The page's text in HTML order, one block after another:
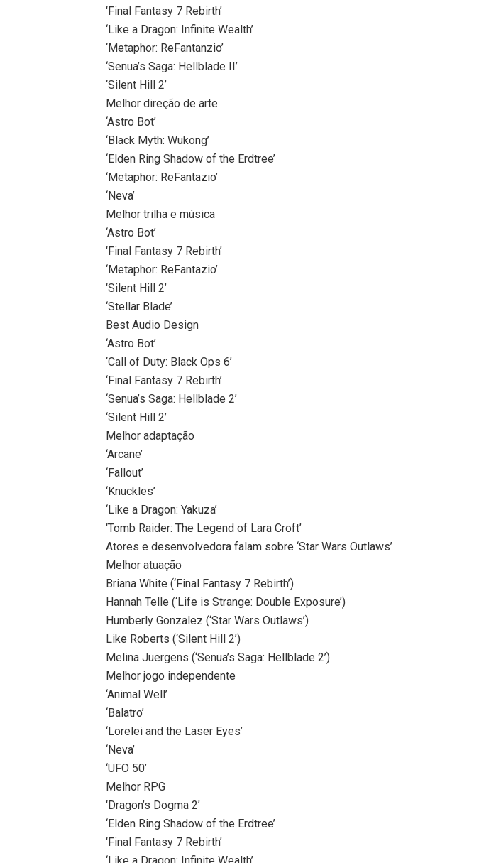
‘Final Fantasy 7 Rebirth’
‘Like a Dragon: Infinite Wealth’
‘Metaphor: ReFantanzio’
‘Senua’s Saga: Hellblade II’
‘Silent Hill 2’
Melhor direção de arte
‘Astro Bot’
‘Black Myth: Wukong’
‘Elden Ring Shadow of the Erdtree’
‘Metaphor: ReFantazio’
‘Neva’
Melhor trilha e música
‘Astro Bot’
‘Final Fantasy 7 Rebirth’
‘Metaphor: ReFantazio’
‘Silent Hill 2’
‘Stellar Blade’
Best Audio Design
‘Astro Bot’
‘Call of Duty: Black Ops 6’
‘Final Fantasy 7 Rebirth’
‘Senua’s Saga: Hellblade 2’
‘Silent Hill 2’
Melhor adaptação
‘Arcane’
‘Fallout’
‘Knuckles’
‘Like a Dragon: Yakuza’
‘Tomb Raider: The Legend of Lara Croft’
Atores e desenvolvedora falam sobre ‘Star Wars Outlaws’
Melhor atuação
Briana White (‘Final Fantasy 7 Rebirth’)
Hannah Telle (‘Life is Strange: Double Exposure’)
Humberly Gonzalez (‘Star Wars Outlaws’)
Like Roberts (‘Silent Hill 2’)
Melina Juergens (‘Senua’s Saga: Hellblade 2’)
Melhor jogo independente
‘Animal Well’
‘Balatro’
‘Lorelei and the Laser Eyes’
‘Neva’
‘UFO 50’
Melhor RPG
‘Dragon’s Dogma 2’
‘Elden Ring Shadow of the Erdtree’
‘Final Fantasy 7 Rebirth’